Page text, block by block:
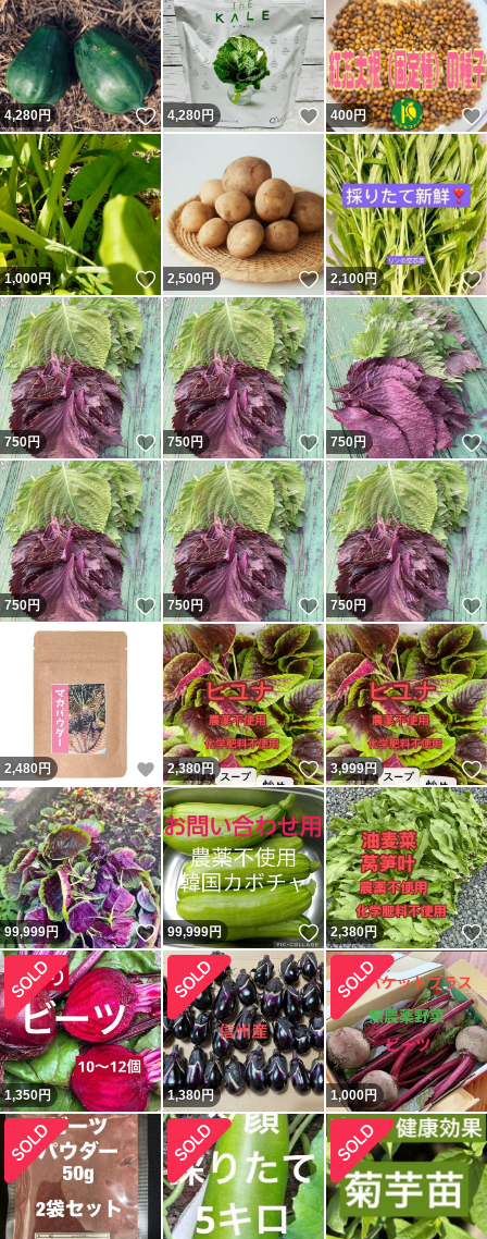
4,280円 いいね！
4,280円 いいね！
400円
1,000円 いいね！
2,500円 いいね！
2,100円
750円 いいね！
750円 いいね！
750 円
750円 いいね！
750円 いいね！
750円
2,480円 いいね！
2,380円 いいね！
3,999円
99,999円 いいね！
99,999円 いいね！
2,380円
1,350円 1,380円 1,000円